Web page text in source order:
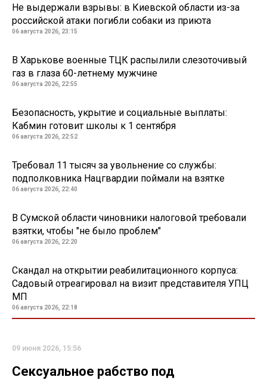
Не выдержали взрывы: в Киевской области из-за
российской атаки погибли собаки из приюта
06 августа 2026, 23:15
В Харькове военные ТЦК распылили слезоточивый
газ в глаза 60-летнему мужчине
06 августа 2026, 22:55
Безопасность, укрытие и социальные выплаты:
Кабмин готовит школы к 1 сентября
06 августа 2026, 22:52
Требовал 11 тысяч за увольнение со службы:
подполковника Нацгвардии поймали на взятке
06 августа 2026, 22:40
В Сумской области чиновники налоговой требовали
взятки, чтобы "не было проблем"
06 августа 2026, 22:20
Скандал на открытии реабилитационного корпуса:
Садовый отреагировал на визит представителя УПЦ
МП
06 августа 2026, 22:18
09 июня 2026, 15:56
Сексуальное рабство под